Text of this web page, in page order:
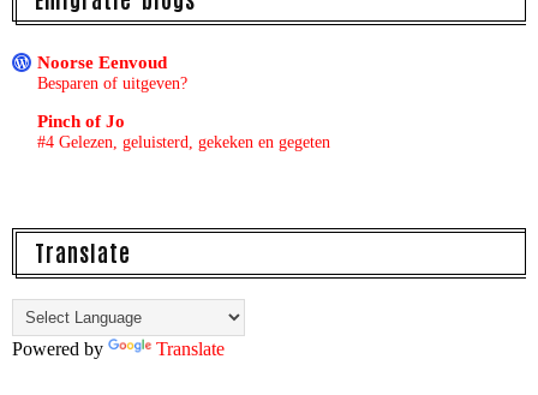
Noorse Eenvoud
Besparen of uitgeven?
Pinch of Jo
#4 Gelezen, geluisterd, gekeken en gegeten
Translate
Powered by Translate